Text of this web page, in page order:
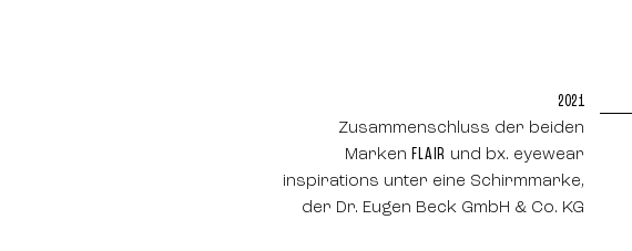
2021
Zusammenschluss der beiden
MarkenFLAIR und bx. eyewear
inspirations unter eine Schirmmarke,
der Dr. Eugen Beck GmbH & Co. KG